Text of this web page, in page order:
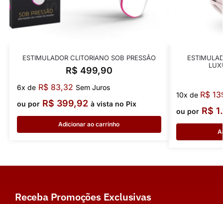
ESTIMULADOR CLITORIANO SOB PRESSÃO
R$ 499,90
6x de R$83,32 Sem Juros
ou por R$ 399,92 à vista no Pix
Adicionar ao carrinho
10x de R$
ou por R$
Receba Promoções Exclusivas